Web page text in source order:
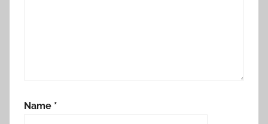
Name *